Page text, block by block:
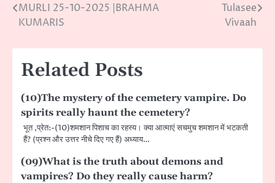
Post
MURLI 25-10-2025 |BRAHMA
KUMARIS
Tulasee
Vivaah
Related Posts
(10)The mystery of the cemetery vampire. Do
spirits really haunt the cemetery?
भूत ,प्रेत:-(10)शमशान पिशाच का रहस्य। क्या आत्माएं सचमुच शमशान में भटकती
हैं? (प्रश्न और उत्तर नीचे दिए गए हैं) अध्याय…
(09)What is the truth about demons and
vampires? Do they really cause harm?